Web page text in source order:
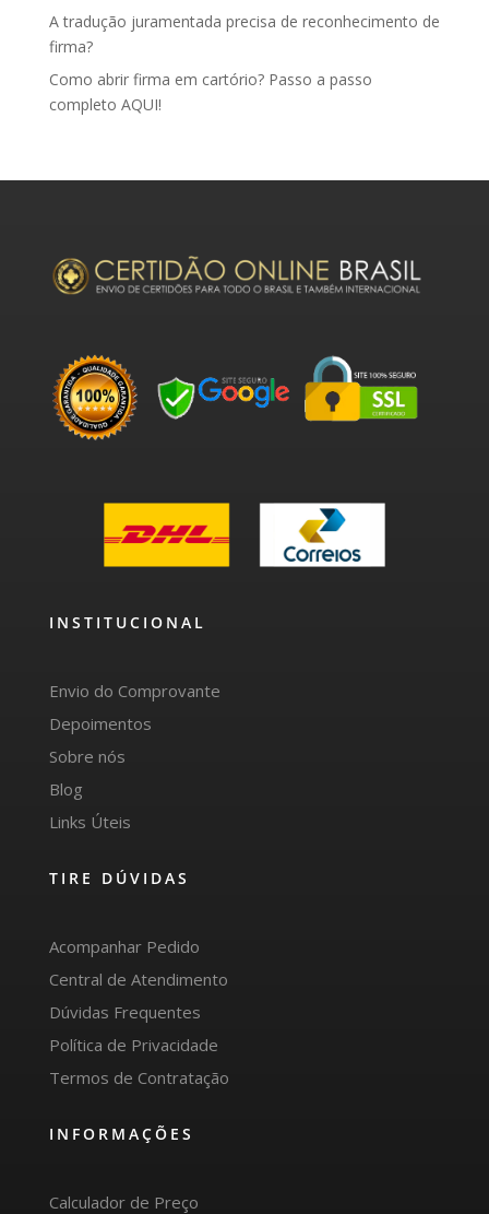
A tradução juramentada precisa de reconhecimento de
firma?
Como abrir firma em cartório? Passo a passo
completo AQUI!
INSTITUCIONAL
Envio do Comprovante
Depoimentos
Sobre nós
Blog
Links Úteis
TIRE DÚVIDAS
Acompanhar Pedido
Central de Atendimento
Dúvidas Frequentes
Política de Privacidade
Termos de Contratação
INFORMAÇÕES
Calculador de Preço